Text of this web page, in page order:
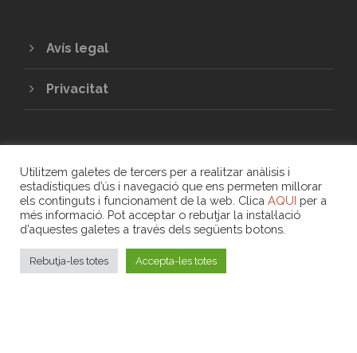
Avís legal
Privacitat
COPYRIGHT 2020 - UNIÓ DE COOPERATIVES
DE TREBALL ASSOCIAT DE LES ILLES
BALEARS
Utilitzem galetes de tercers per a realitzar anàlisis i
estadístiques d’ús i navegació que ens permeten millorar
els continguts i funcionament de la web. Clica AQUI per a
més informació. Pot acceptar o rebutjar la instal·lació
d’aquestes galetes a través dels següents botons.
Rebutja-les totes Accepta-les totes